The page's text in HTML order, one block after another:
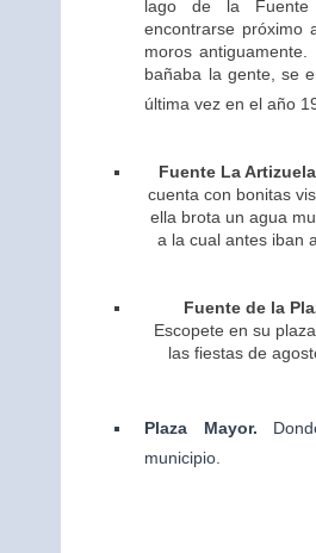
lago de la
encontrarse próximo
moros
bañaba la gente, se
última vez en el año
Fuente La
cuenta con bonitas
ella brota un agua
a la cual antes iban
Fuente de la
Escopete en su
las fiestas de
Plaza Mayor.
municipio.